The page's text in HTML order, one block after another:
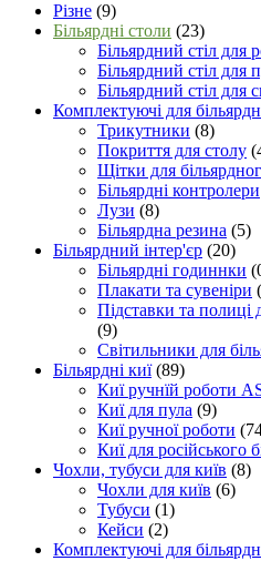
Різне (9)
Більярдні столи (23)
Більярдний стіл для
Більярдний стіл для
Більярдний стіл для
Комплектуючі для
Трикутники (8)
Покриття для столу
Щітки для
Більярдні контролери
Лузи (8)
Більярдна резина (5)
Більярдний інтер'єр (20)
Більярдні годиннки
Плакати та сувеніри
Підставки та полиці
(9)
Світильники для
Більярдні киї(89)
Киї ручнїй роботи
Киї для пула (9)
Киї ручної роботи
Киї для російського
Чохли, тубуси для київ (8)
Чохли для київ (6)
Тубуси (1)
Кейси (2)
Комплектуючі для